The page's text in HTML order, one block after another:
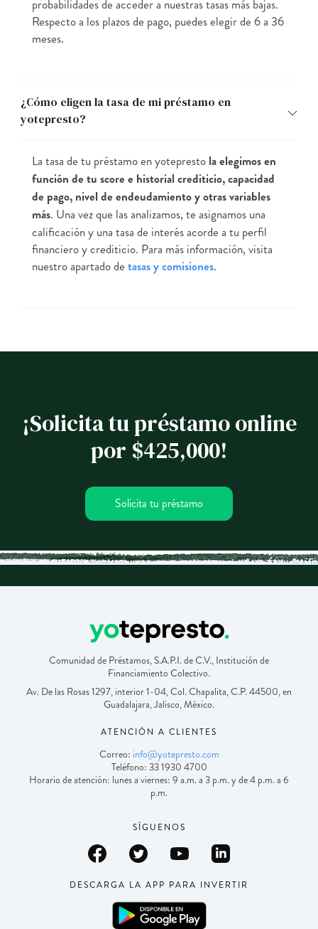
probabilidades de acceder a nuestras tasas más bajas.
Respecto a los plazos de pago, puedes elegir de 6 a 36
meses.
¿Cómo eligen la tasa de mi préstamo en
yotepresto?
La tasa de tu préstamo en yotepresto la elegimos en
función de tu score e historial crediticio, capacidad
de pago, nivel de endeudamiento y otras variables
más. Una vez que las analizamos, te asignamos una
calificación y una tasa de interés acorde a tu perfil
financiero y crediticio. Para más información, visita
nuestro apartado de tasas y comisiones.
¡Solicita tu préstamo online
por $425,000!
Solicita tu préstamo
Comunidad de Préstamos, S.A.P.I. de C.V., Institución de
Financiamiento Colectivo.
Av. De las Rosas 1297, interior 1-04, Col. Chapalita, C.P. 44500, en
Guadalajara, Jalisco, México.
ATENCIÓN A CLIENTES
Correo: info@yotepresto.com
Teléfono: 33 1930 4700
Horario de atención: lunes a viernes: 9 a.m. a 3 p.m. y de 4 p.m. a 6
p.m.
SÍGUENOS
DESCARGA LA APP PARA INVERTIR